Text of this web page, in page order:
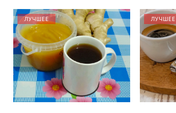
ЛУЧШЕЕ ЛУЧШЕЕ